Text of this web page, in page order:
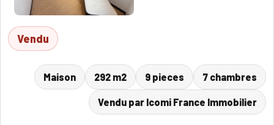
Vendu
Maison 292 m2 9 pieces 7 chambres
Vendu par Icomi France Immobilier